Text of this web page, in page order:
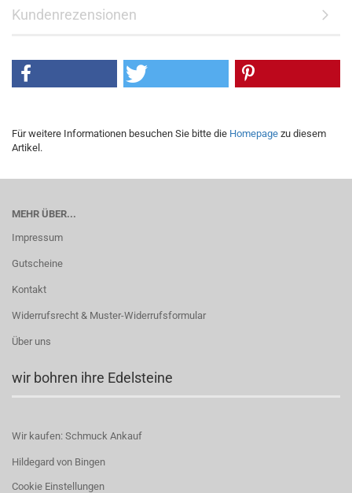
Kundenrezensionen
Für weitere Informationen besuchen Sie bitte die Homepage zu diesem
Artikel.
MEHR ÜBER...
Impressum
Gutscheine
Kontakt
Widerrufsrecht & Muster-Widerrufsformular
Über uns
wir bohren ihre Edelsteine
Wir kaufen: Schmuck Ankauf
Hildegard von Bingen
Cookie Einstellungen